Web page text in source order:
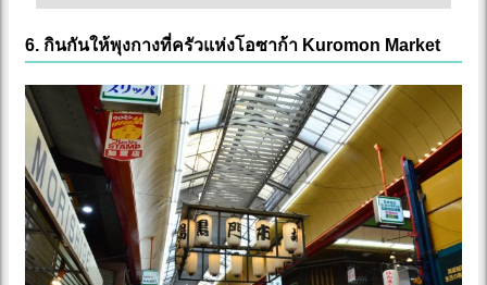
6. กินกันให้พุงกางที่ครัวแห่งโอซาก้า Kuromon Market